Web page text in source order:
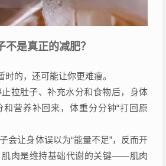
不是真正的减肥？
时的，还可能让你更难瘦。
拉肚子、补充水分和食物后，身体
和营养补回来，体重分分钟“打回原
会让身体误以为“能量不足”，反而开
肌肉是维持基础代谢的关键——肌肉